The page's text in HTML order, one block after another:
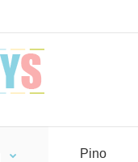
Pino